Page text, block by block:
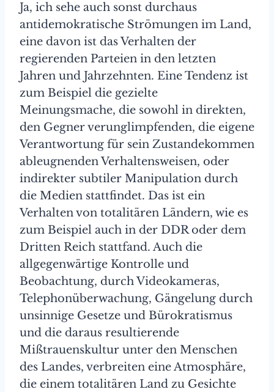
Ja, ich sehe auch sonst durchaus
antidemokratische Strömungen im Land,
eine davon ist das Verhalten der
regierenden Parteien in den letzten
Jahren und Jahrzehnten. Eine Tendenz ist
zum Beispiel die gezielte
Meinungsmache, die sowohl in direkten,
den Gegner verunglimpfenden, die eigene
Verantwortung für sein Zustandekommen
ableugnenden Verhaltensweisen, oder
indirekter subtiler Manipulation durch
die Medien stattfindet. Das ist ein
Verhalten von totalitären Ländern, wie es
zum Beispiel auch in der DDR oder dem
Dritten Reich stattfand. Auch die
allgegenwärtige Kontrolle und
Beobachtung, durch Videokameras,
Telephonüberwachung, Gängelung durch
unsinnige Gesetze und Bürokratismus
und die daraus resultierende
Mißtrauenskultur unter den Menschen
des Landes, verbreiten eine Atmosphäre,
die einem totalitären Land zu Gesichte